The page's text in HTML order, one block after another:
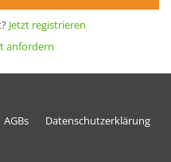
Jetzt registrieren
anfordern
AGBs
Datenschutzerklärung